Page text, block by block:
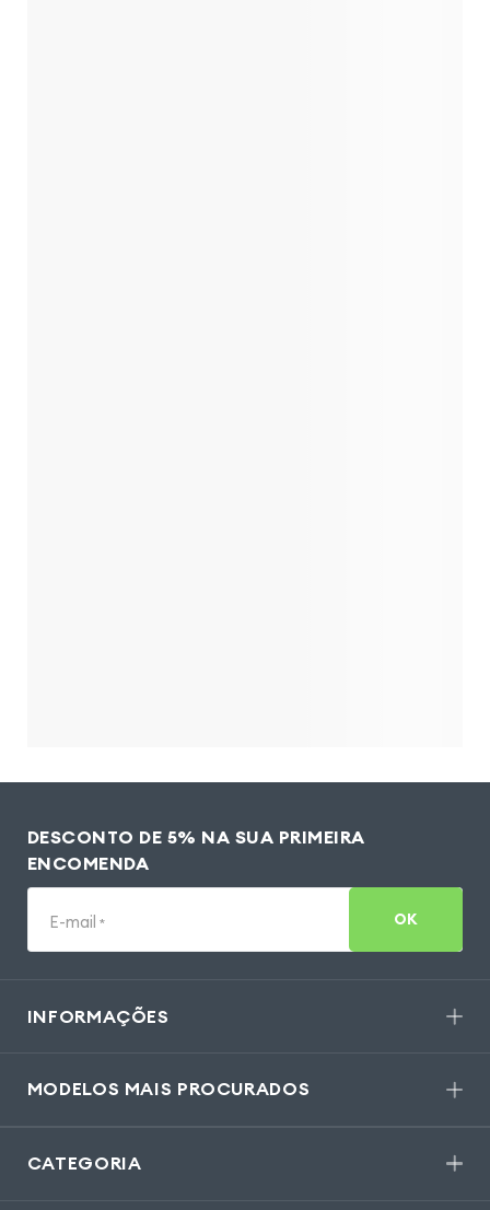
DESCONTO DE 5% NA SUA PRIMEIRA
ENCOMENDA
E-mail * OK
INFORMAÇÕES
MODELOS MAIS PROCURADOS
CATEGORIA